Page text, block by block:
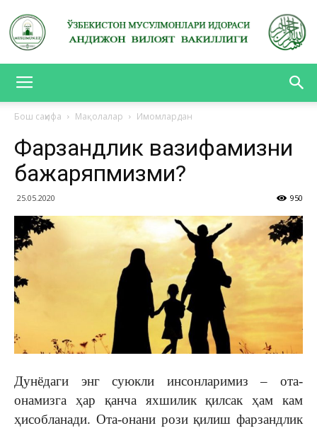
ВИЛОЯТ
Бош саҳифа Мақолалар Имомлардан
Фарзандлик вазифамизни
бажаряпмизми?
25.05.2020 950
Дунёдаги энг суюкли инсонларимиз – ота-
онамизга ҳар қанча яхшилик қилсак ҳам кам
ҳисобланади. Ота-онани рози қилиш фарзандлик